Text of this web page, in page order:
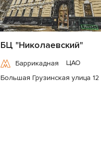
БЦ "Николаевский"
Баррикадная
ЦАО
Большая Грузинская улица 12